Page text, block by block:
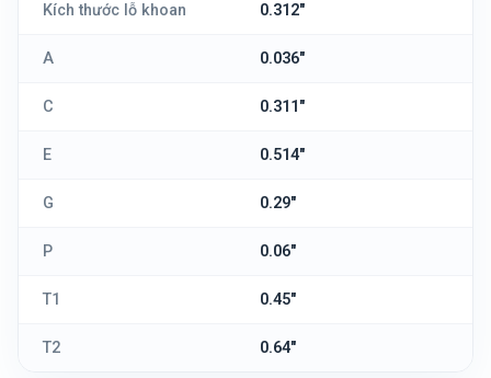
Kích thước lỗ khoan 0.312"
A 0.036"
C 0.311"
E 0.514"
G 0.29"
P 0.06"
T1 0.45"
T2 0.64"